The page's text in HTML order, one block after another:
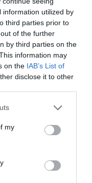
information utilized by
third parties prior to
of the further
by third parties on the
information may
on the IAB’s List of
disclose it to other
my
domicilio a las
Redacción
Oficial de
(MICOF) y Cruz
han suscrito un
la continuidad y
de los
protección a las
línea